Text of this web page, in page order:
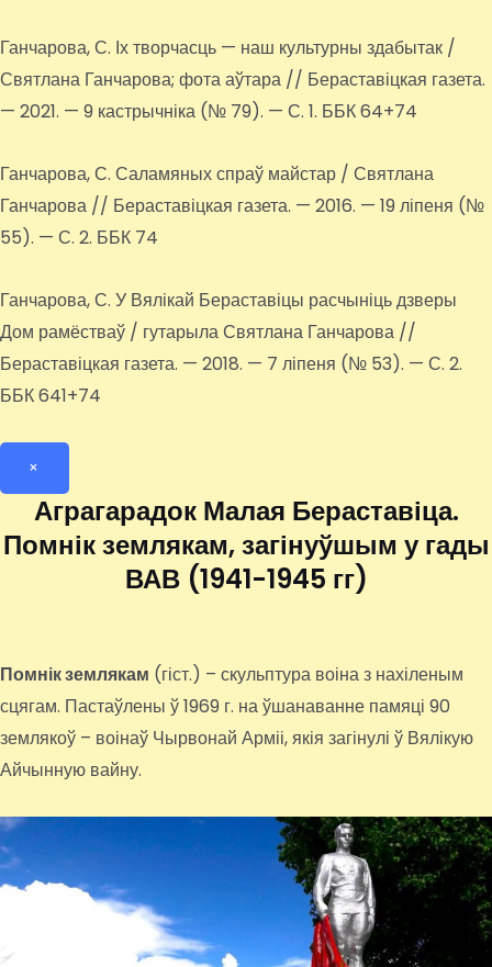
Ганчарова, С. Іх творчасць — наш культурны здабытак /
Святлана Ганчарова; фота аўтара // Бераставіцкая газета.
— 2021. — 9 кастрычніка (№ 79). — С. 1. ББК 64+74
Ганчарова, С. Саламяных спраў майстар / Святлана
Ганчарова // Бераставіцкая газета. — 2016. — 19 ліпеня (№
55). — С. 2. ББК 74
Ганчарова, С. У Вялікай Бераставіцы расчыніць дзверы
Дом рамёстваў / гутарыла Святлана Ганчарова //
Бераставіцкая газета. — 2018. — 7 ліпеня (№ 53). — С. 2.
ББК 641+74
×
Аграгарадок Малая Бераставіца.
Помнік землякам, загінуўшым у гады
ВАВ (1941-1945 гг)
Помнік землякам (гіст.) – скульптура воіна з нахіленым
сцягам. Пастаўлены ў 1969 г. на ўшанаванне памяці 90
землякоў – воінаў Чырвонай Арміі, якія загінулі ў Вялікую
Айчынную вайну.